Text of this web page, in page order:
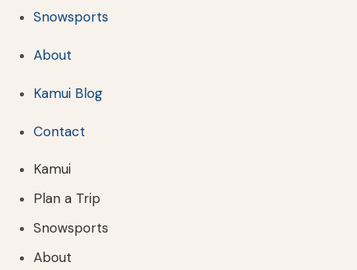
Snowsports
About
Kamui Blog
Contact
Kamui
Plan a Trip
Snowsports
About